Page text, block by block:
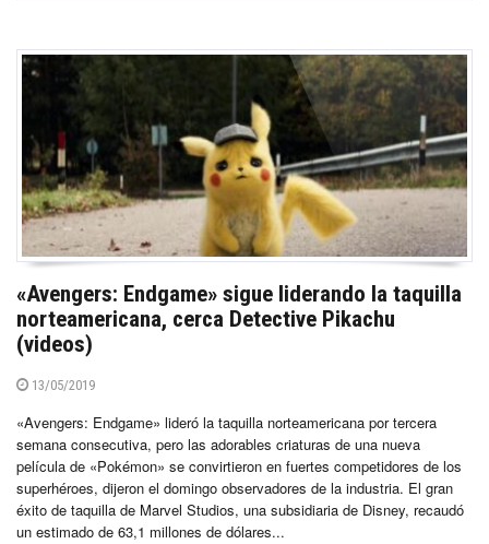
«Avengers: Endgame» sigue liderando la taquilla
norteamericana, cerca Detective Pikachu
(videos)
13/05/2019
«Avengers: Endgame» lideró la taquilla norteamericana por tercera
semana consecutiva, pero las adorables criaturas de una nueva
película de «Pokémon» se convirtieron en fuertes competidores de los
superhéroes, dijeron el domingo observadores de la industria. El gran
éxito de taquilla de Marvel Studios, una subsidiaria de Disney, recaudó
un estimado de 63,1 millones de dólares...